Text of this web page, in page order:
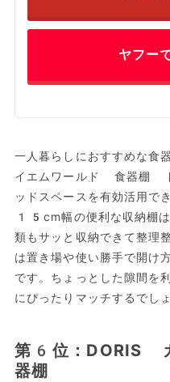
ヤフー
一人暮らしにおすすめな食
イエムワールド 食器棚
ッドスペースを有効活用で
15cm幅の便利な収納棚は
類もサッと収納できて整理
は置き場や使い勝手で開け
です。ちょっとした隙間を
にぴったりマッチするでしょ
第6位：DORIS
器棚